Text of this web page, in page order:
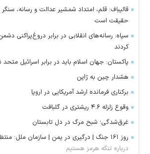
قالیباف: قلم، امتداد شمشیر عدالت و رسانه، سنگر
حقیقت است
سپاه: رسانه‌های انقلابی در برابر دروغ‌پراکنی
کردند
پاکستان: جهان اسلام باید در برابر اسرائیل
هشدار چین به ژاپن
برکناری فرمانده ارشد آمریکایی در اروپا
وقوع زلزله ۴.۶ ریشتری در گلبافت
غرق‌شدگی؛ شبح مرگ در دل تابستان
روز ۱۶۱ جنگ | درگیری در یمن | سازمان ملل:
درباره تنگه هرمز هستیم